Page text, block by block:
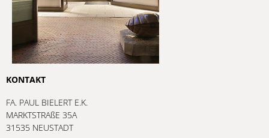
KONTAKT
FA. PAUL BIELERT E.K.
MARKTSTRAßE 35A
31535 NEUSTADT